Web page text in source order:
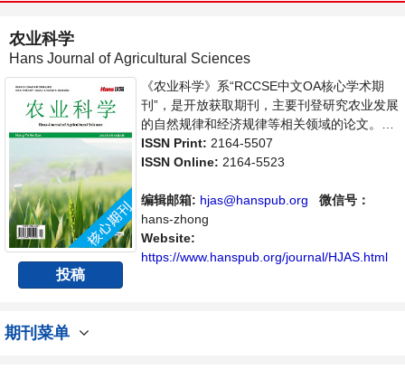
农业科学
Hans Journal of Agricultural Sciences
投稿
《农业科学》系“RCCSE中文OA核心学术期
刊”，是开放获取期刊，主要刊登研究农业发展
的自然规律和经济规律等相关领域的论文。本
刊集学术性、思想性为一体，支持思想创新、
学术创新，倡导科学并致力于学术繁荣，旨在
提供一个传播、分享和讨论农业科学问题与发
展的交流平台。
ISSN Print: 2164-5507
ISSN Online: 2164-5523
编辑邮箱: hjas@hanspub.org
微信号：
hans-zhong
Website:
https://www.hanspub.org/journal/HJAS.html
期刊菜单